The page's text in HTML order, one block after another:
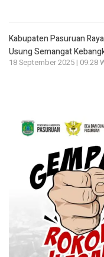
Kabupaten Pasuruan
Usung Semangat
18 September 2025 | 09:28